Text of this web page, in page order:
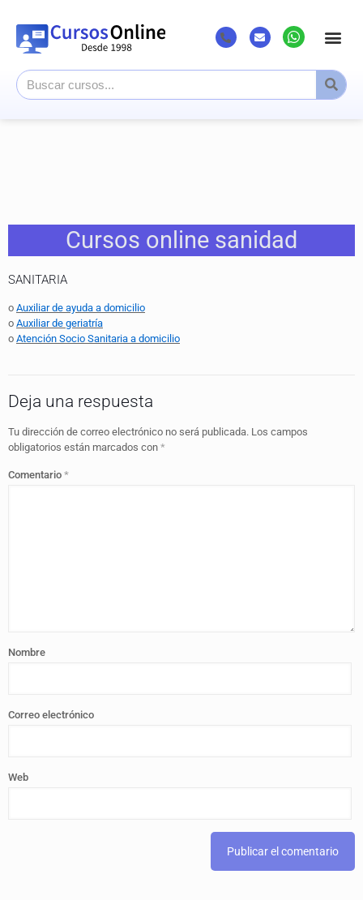
Cursos online sanidad
SANITARIA
o Auxiliar de ayuda a domicilio
o Auxiliar de geriatría
o Atención Socio Sanitaria a domicilio
Deja una respuesta
Tu dirección de correo electrónico no será publicada. Los campos
obligatorios están marcados con *
Comentario *
Nombre
Correo electrónico
Web